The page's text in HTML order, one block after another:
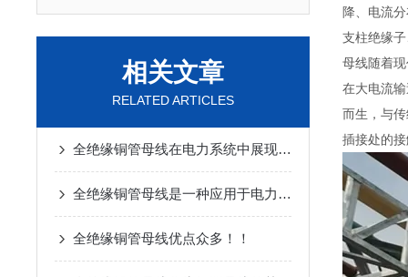
相关文章
RELATED ARTICLES
全绝缘铜管母线在电力系统中展现出了巨大优势
全绝缘铜管母线是一种应用于电力系统中高电压等级的电气设备
全绝缘铜管母线优点众多！！
降、电流
支柱绝缘
母线随着
在大电流
而生，与
插接处的